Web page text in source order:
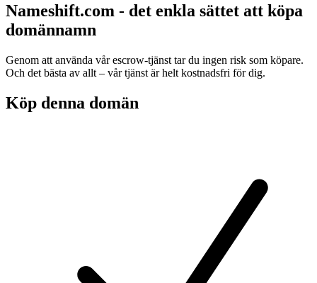
Nameshift.com - det enkla sättet att köpa
domännamn
Genom att använda vår escrow-tjänst tar du ingen risk som köpare.
Och det bästa av allt – vår tjänst är helt kostnadsfri för dig.
Köp denna domän